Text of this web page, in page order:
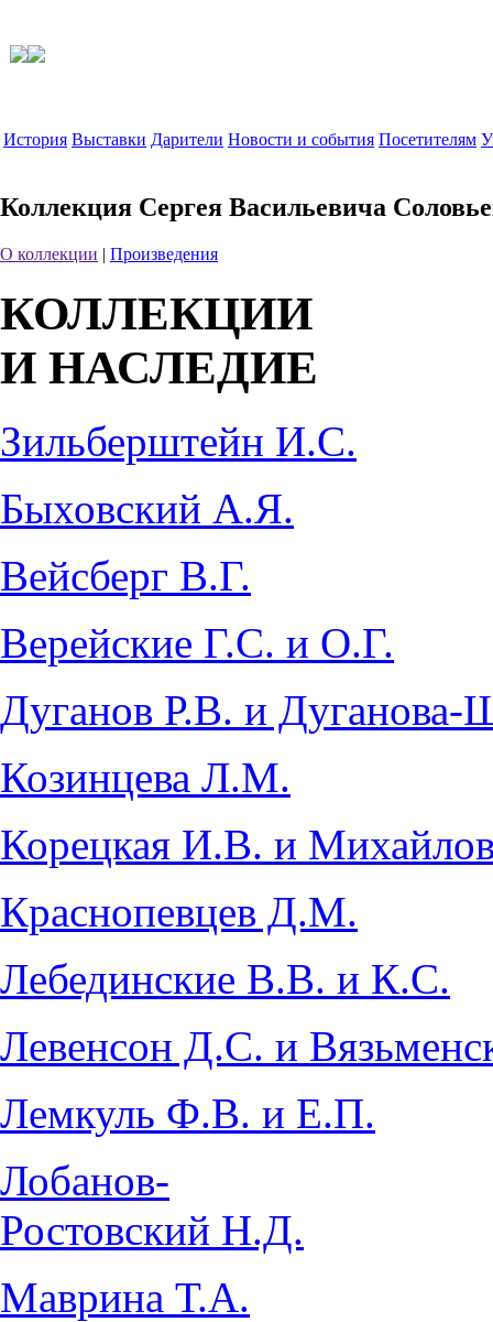
История Выставки Дарители Новости и события Посетителям
Коллекция Сергея Васильевича
О коллекции | Произведения
КОЛЛЕКЦИИ
И НАСЛЕДИЕ
Зильберштейн И.С.
Быховский А.Я.
Вейсберг В.Г.
Верейские Г.С. и О.Г.
Дуганов Р.В. и
Козинцева Л.М.
Корецкая И.В. и
Краснопевцев Д.М.
Лебединские В.В. и К.С.
Левенсон Д.С. и
Лемкуль Ф.В. и Е.П.
Лобанов-
Ростовский Н.Д.
Маврина Т.А.